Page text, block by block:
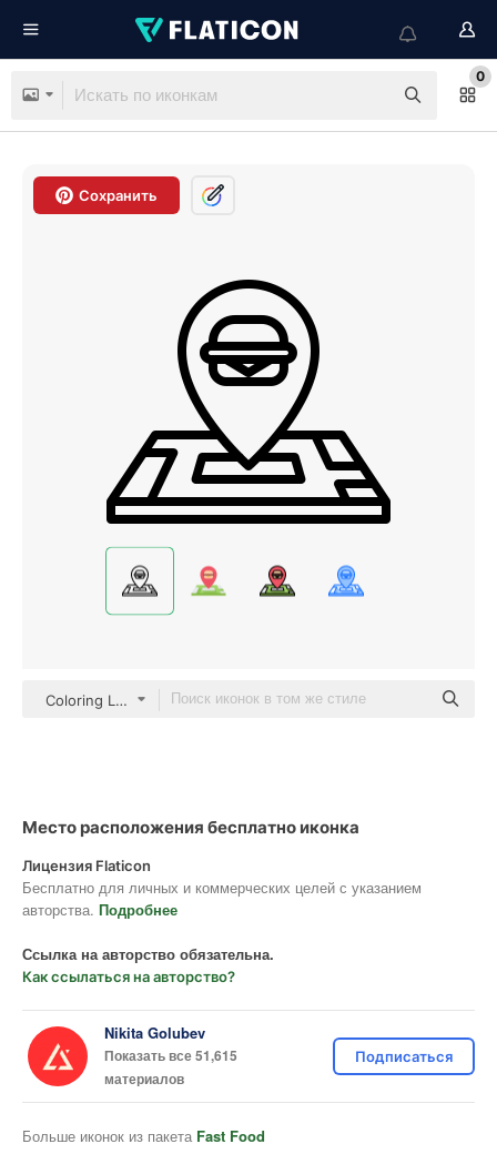
0
Сохранить
Coloring Lineal
Место расположения бесплатно иконка
Лицензия Flaticon
Бесплатно для личных и коммерческих целей с указанием
авторства. Подробнее
Ссылка на авторство обязательна.
Как ссылаться на авторство?
Nikita Golubev
Показать все 51,615
материалов
Подписаться
Больше иконок из пакета Fast Food